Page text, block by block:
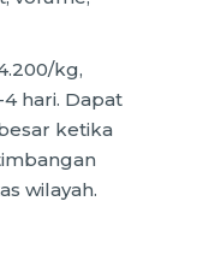
kg,
hari. Dapat
ketika
wilayah.